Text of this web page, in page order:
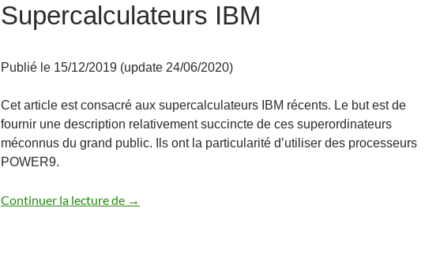
Supercalculateurs IBM
Publié le 15/12/2019 (update 24/06/2020)
Cet article est consacré aux supercalculateurs IBM récents. Le but est de
fournir une description relativement succincte de ces superordinateurs
méconnus du grand public. Ils ont la particularité d’utiliser des processeurs
POWER9.
Continuer la lecture de Supercalculateurs IBM
→